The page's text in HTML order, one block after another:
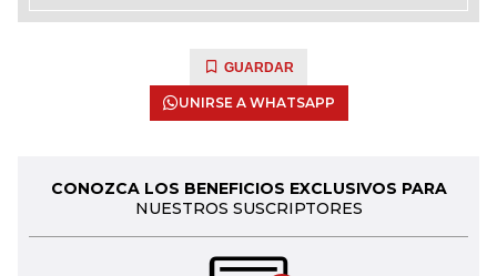
GUARDAR
UNIRSE A WHATSAPP
CONOZCA LOS BENEFICIOS EXCLUSIVOS PARA
NUESTROS SUSCRIPTORES